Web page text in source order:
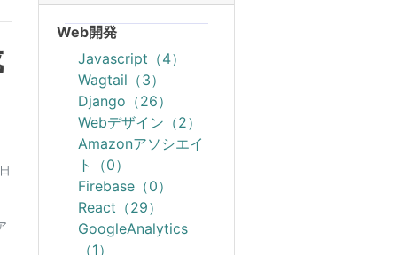
Web開発
Javascript（4）
Wagtail（3）
Django（26）
Webデザイン（2）
Amazonアソシエイ
ト（0）
Firebase（0）
React（29）
GoogleAnalytics
（1）